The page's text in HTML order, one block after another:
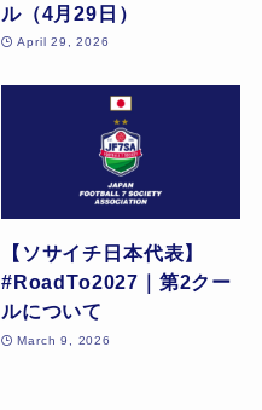
ル（4月29日）
April 29, 2026
【ソサイチ日本代表】
#RoadTo2027｜第2クー
ルについて
March 9, 2026